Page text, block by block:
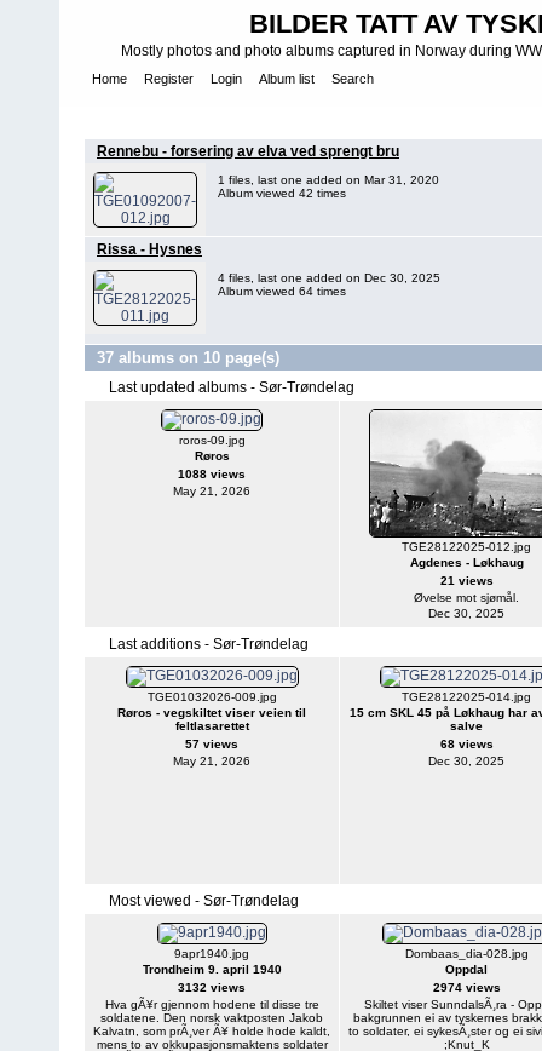
BILDER TATT AV
Mostly photos and photo albums captured in Norway during
Home Register Login Album list Search
Rennebu - forsering av elva ved sprengt bru
1 files, last one added on Mar 31, 2020
Album viewed 42 times
Rissa - Hysnes
4 files, last one added on Dec 30, 2025
Album viewed 64 times
37 albums on 10 page(s)
Last updated albums - Sør-Trøndelag
roros-09.jpg
Røros
1088 views
May 21, 2026
TGE28122025-012.jpg
Agdenes - Løkhaug
21 views
Øvelse mot sjømål.
Dec 30, 2025
Last additions - Sør-Trøndelag
TGE01032026-009.jpg
Røros - vegskiltet viser veien til
feltlasarettet
57 views
May 21, 2026
TGE28122025-014.jpg
15 cm SKL 45 på Løkhaug har
salve
68 views
Dec 30, 2025
Most viewed - Sør-Trøndelag
9apr1940.jpg
Trondheim 9. april 1940
3132 views
Hva gÃ¥r gjennom hodene til disse tre
soldatene. Den norsk vaktposten Jakob
Kalvatn, som prÃ¸ver Ã¥ holde hode kaldt,
mens to av okkupasjonsmaktens soldater
Dombaas_dia-028.jpg
Oppdal
2974 views
Skiltet viser SunndalsÃ¸ra -
bakgrunnen ei av tyskernes
to soldater, ei sykesÃ¸ster og ei
;Knut_K